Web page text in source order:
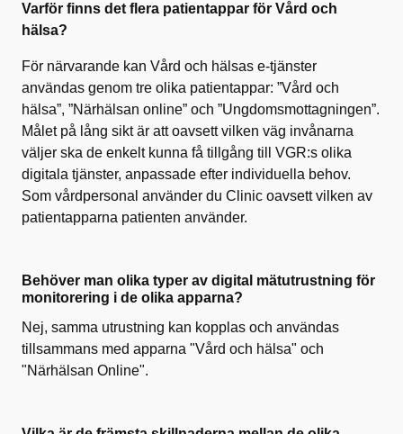
Varför finns det flera patientappar för Vård och
hälsa?
För närvarande kan Vård och hälsas e-tjänster
användas genom tre olika patientappar: ”Vård och
hälsa”, ”Närhälsan online” och ”Ungdomsmottagningen”.
Målet på lång sikt är att oavsett vilken väg invånarna
väljer ska de enkelt kunna få tillgång till VGR:s olika
digitala tjänster, anpassade efter individuella behov.
Som vårdpersonal använder du Clinic oavsett vilken av
patientapparna patienten använder.
Behöver man olika typer av digital mätutrustning för
monitorering i de olika apparna?
Nej, samma utrustning kan kopplas och användas
tillsammans med apparna "Vård och hälsa" och
"Närhälsan Online".